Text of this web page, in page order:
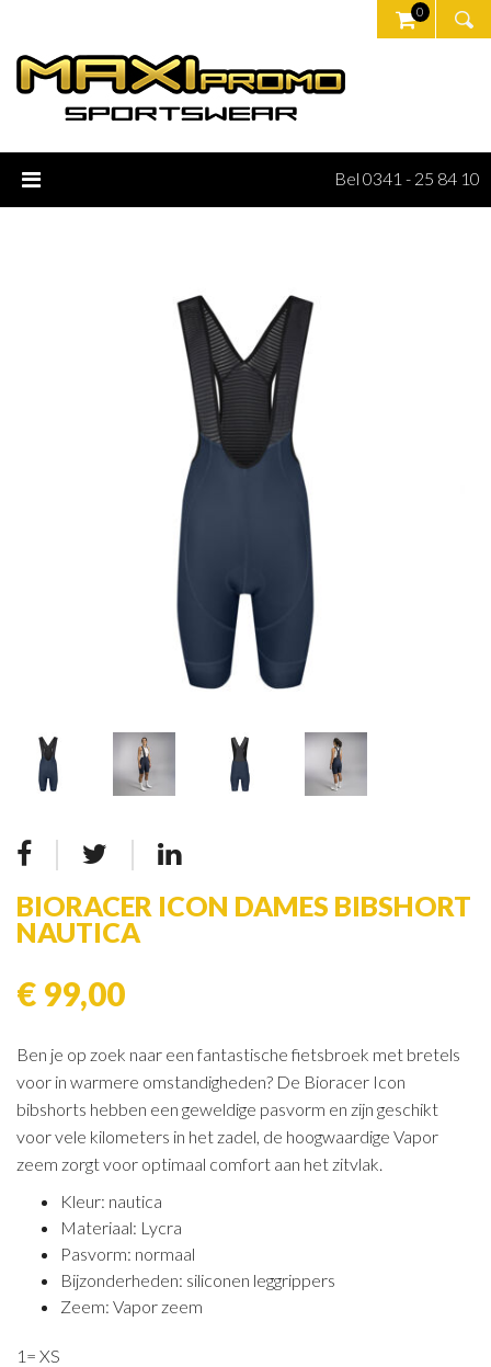
0
Bel 0341 - 25 84 10
BIORACER ICON DAMES BIBSHORT
NAUTICA
€ 99,00
Ben je op zoek naar een fantastische fietsbroek met bretels
voor in warmere omstandigheden? De Bioracer Icon
bibshorts hebben een geweldige pasvorm en zijn geschikt
voor vele kilometers in het zadel, de hoogwaardige Vapor
zeem zorgt voor optimaal comfort aan het zitvlak.
Kleur: nautica
Materiaal: Lycra
Pasvorm: normaal
Bijzonderheden: siliconen leggrippers
Zeem: Vapor zeem
1= XS